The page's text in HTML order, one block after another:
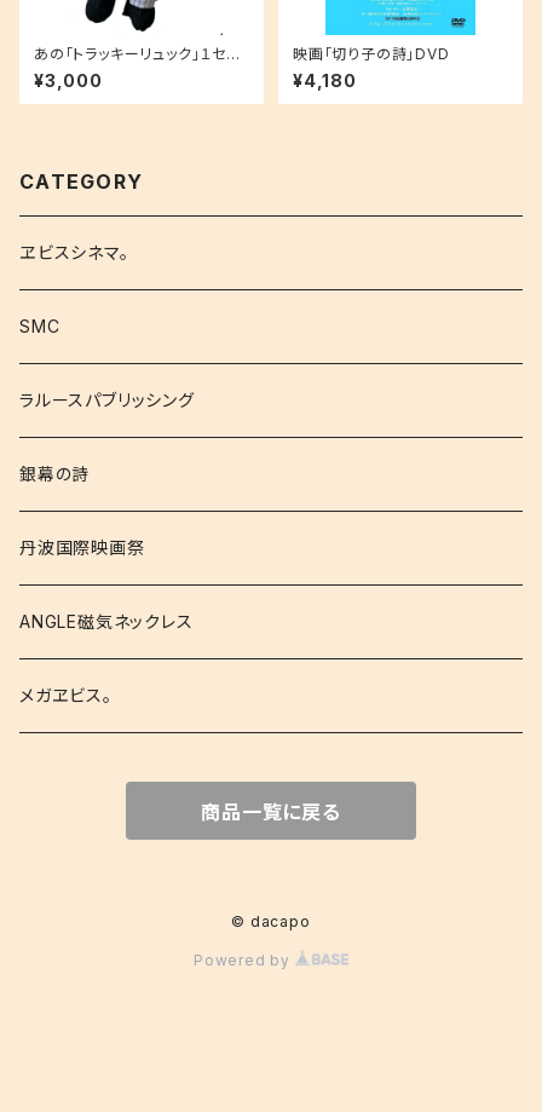
あの「トラッキーリュック」１セッ
ト（能登半島子供支援）
¥3,000
映画「切り子の詩」DVD
¥4,180
CATEGORY
ヱビスシネマ。
SMC
ラルースパブリッシング
銀幕の詩
丹波国際映画祭
ANGLE磁気ネックレス
メガヱビス。
商品一覧に戻る
© dacapo
Powered by